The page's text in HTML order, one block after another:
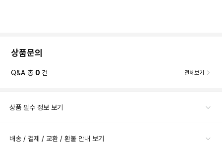
상품문의
Q&A 총 0 건 전체보기
상품 필수 정보 보기
배송 / 결제 / 교환 / 환불 안내 보기